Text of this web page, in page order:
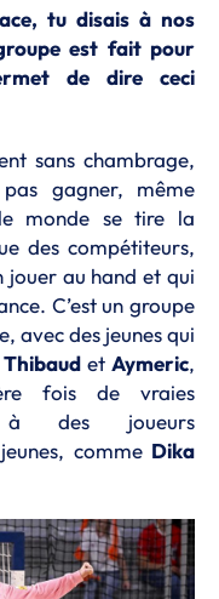
tu disais à nos
est fait pour
de dire ceci
sans chambrage,
gagner, même
le monde se tire la
des compétiteurs,
jouer au hand et qui
C’est un groupe
avec des jeunes qui
Thibaud etAymeric,
fois de vraies
à des joueurs
comme Dika